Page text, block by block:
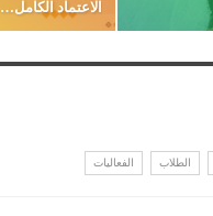
الاعتماد الكامل…
الطلاب الفعاليات